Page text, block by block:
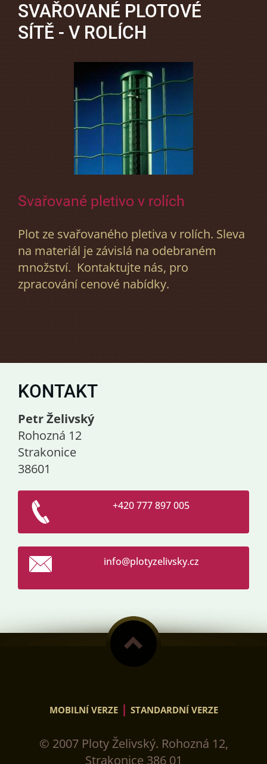
SVAŘOVANÉ PLOTOVÉ
SÍTĚ - V ROLÍCH
Svařované pletivo v rolích
Plot ze svařovaného pletiva v rolích. Sleva
na materiál je závislá na odebraném
množství. Kontaktujte nás, pro
zpracování cenové nabídky.
KONTAKT
Petr Želivský
Rohozná 12
Strakonice
38601
+420 777 897 005
info@plotyzelivsky.cz
MOBILNÍ VERZE | STANDARDNÍ VERZE
© 2007 Ploty Želivský. Rohozná 12,
Strakonice 386 01